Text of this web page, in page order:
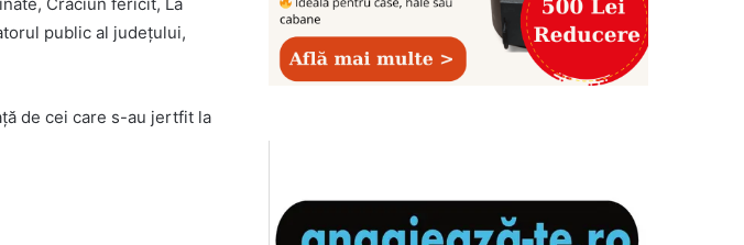
public al județului,
de cei care s-au jertfit la